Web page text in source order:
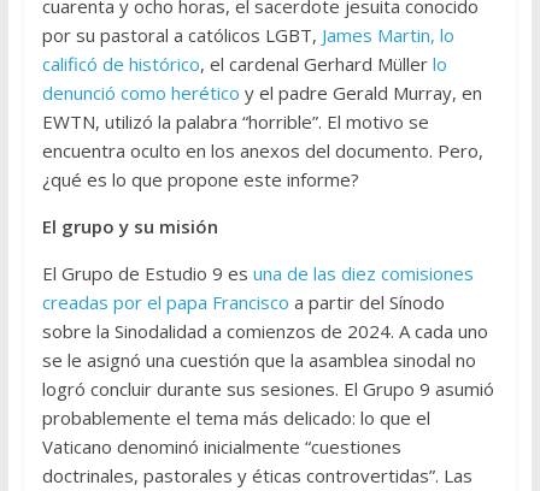
cuarenta y ocho horas, el sacerdote jesuita conocido
por su pastoral a católicos LGBT, James Martin, lo
calificó de histórico, el cardenal Gerhard Müller lo
denunció como herético y el padre Gerald Murray, en
EWTN, utilizó la palabra “horrible”. El motivo se
encuentra oculto en los anexos del documento. Pero,
¿qué es lo que propone este informe?
El grupo y su misión
El Grupo de Estudio 9 es una de las diez comisiones
creadas por el papa Francisco a partir del Sínodo
sobre la Sinodalidad a comienzos de 2024. A cada uno
se le asignó una cuestión que la asamblea sinodal no
logró concluir durante sus sesiones. El Grupo 9 asumió
probablemente el tema más delicado: lo que el
Vaticano denominó inicialmente “cuestiones
doctrinales, pastorales y éticas controvertidas”. Las